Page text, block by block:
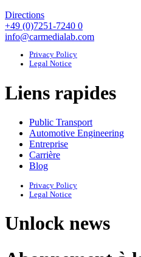
Directions
+49 (0)7251-7240 0
info@carmedialab.com
Privacy Policy
Legal Notice
Liens rapides
Public Transport
Automotive Engineering
Entreprise
Carrière
Blog
Privacy Policy
Legal Notice
Unlock news